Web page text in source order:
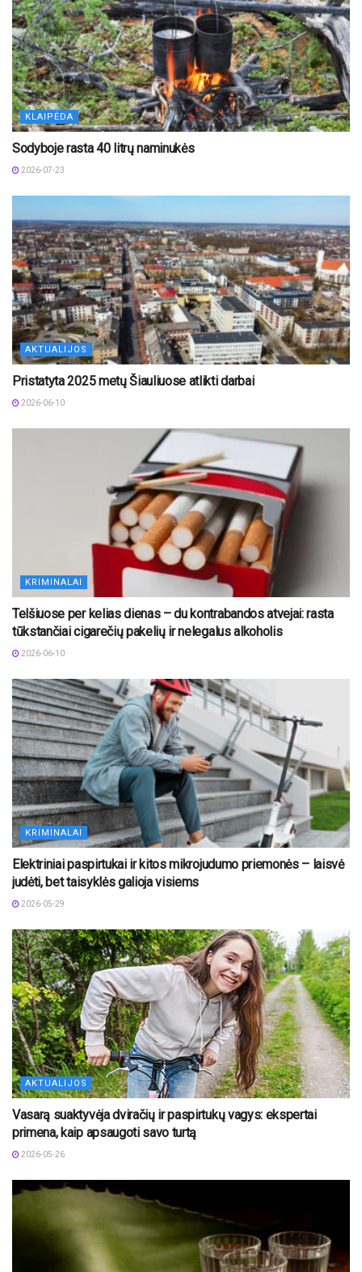
KLAIPĖDA
Sodyboje rasta 40 litrų naminukės
2026-07-23
AKTUALIJOS
Pristatyta 2025 metų Šiauliuose atlikti darbai
2026-06-10
KRIMINALAI
Telšiuose per kelias dienas – du kontrabandos atvejai: rasta
tūkstančiai cigarečių pakelių ir nelegalus alkoholis
2026-06-10
KRIMINALAI
Elektriniai paspirtukai ir kitos mikrojudumo priemonės – laisvė
judėti, bet taisyklės galioja visiems
2026-05-29
AKTUALIJOS
Vasarą suaktyvėja dviračių ir paspirtukų vagys: ekspertai
primena, kaip apsaugoti savo turtą
2026-05-26